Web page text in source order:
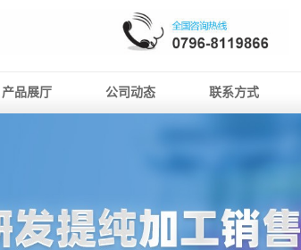
产品展厅 公司动态 联系方式